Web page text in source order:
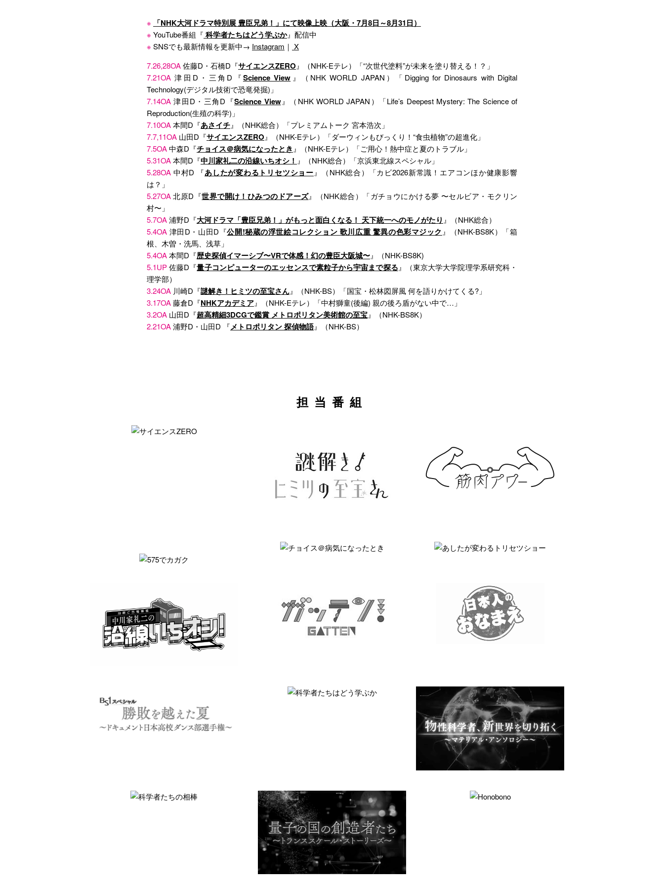
※ 「NHK大河ドラマ特別展 豊臣兄弟！」にて映像上映（大阪・7月8日～8月31日）
※ YouTube番組『 科学者たちはどう学ぶか』配信中
※ SNSでも最新情報を更新中→ Instagram ｜ X
7.26,28OA佐藤D・石橋D『サイエンスZERO 』（NHK-Eテレ）「“次世代塗料”が未来を塗り替える！？」
7.21OA津田D・三角D『Science View 』（NHK WORLD JAPAN）「Digging for Dinosaurs with Digital
Technology(デジタル技術で恐竜発掘)」
7.14OA津田D・三角D『Science View』（NHK WORLD JAPAN）「Life’s Deepest Mystery: The Science of
Reproduction(生殖の科学)」
7.10OA本間D『あさイチ』（NHK総合）「プレミアムトーク 宮本浩次」
7.7,11OA 山田D『サイエンスZERO 』（NHK-Eテレ）「ダーウィンもびっくり！“食虫植物”の超進化」
7.5OA中森D『チョイス＠病気になったとき 』（NHK-Eテレ）「ご用心！熱中症と夏のトラブル」
5.31OA本間D『中川家礼二の沿線いちオシ！ 』（NHK総合）「京浜東北線スペシャル」
5.28OA 中村D 『あしたが変わるトリセツショー 』（NHK総合）「カビ2026新常識！エアコンほか健康影響
は？」
5.27OA北原D『世界で開け！ひみつのドアーズ』（NHK総合）「ガチョウにかける夢 〜セルビア・モクリン
村〜」
5.7OA浦野D『大河ドラマ「豊臣兄弟！」がもっと面白くなる！ 天下統一へのモノがたり 』（NHK総合）
5.4OA 津田D・山田D『公開!秘蔵の浮世絵コレクション 歌川広重 驚異の色彩マジック 』（NHK-BS8K）「箱
根、木曽・洗馬、浅草」
5.4OA本間D『歴史探偵イマーシブ〜VRで体感！幻の豊臣大阪城〜』（NHK-BS8K)
5.1UP佐藤D『量子コンピューターのエッセンスで素粒子から宇宙まで探る 』（東京大学大学院理学系研究科・
理学部）
3.24OA 川崎D『謎解き！ヒミツの至宝さん』（NHK-BS）「国宝・松林図屏風 何を語りかけてくる?」
3.17OA藤倉D『NHKアカデミア』（NHK-Eテレ）「中村獅童(後編) 親の後ろ盾がない中で…」
3.2OA 山田D『超高精細3DCGで鑑賞 メトロポリタン美術館の至宝』（NHK-BS8K）
2.21OA浦野D・山田D 『メトロポリタン 探偵物語』（NHK-BS）
担当番組